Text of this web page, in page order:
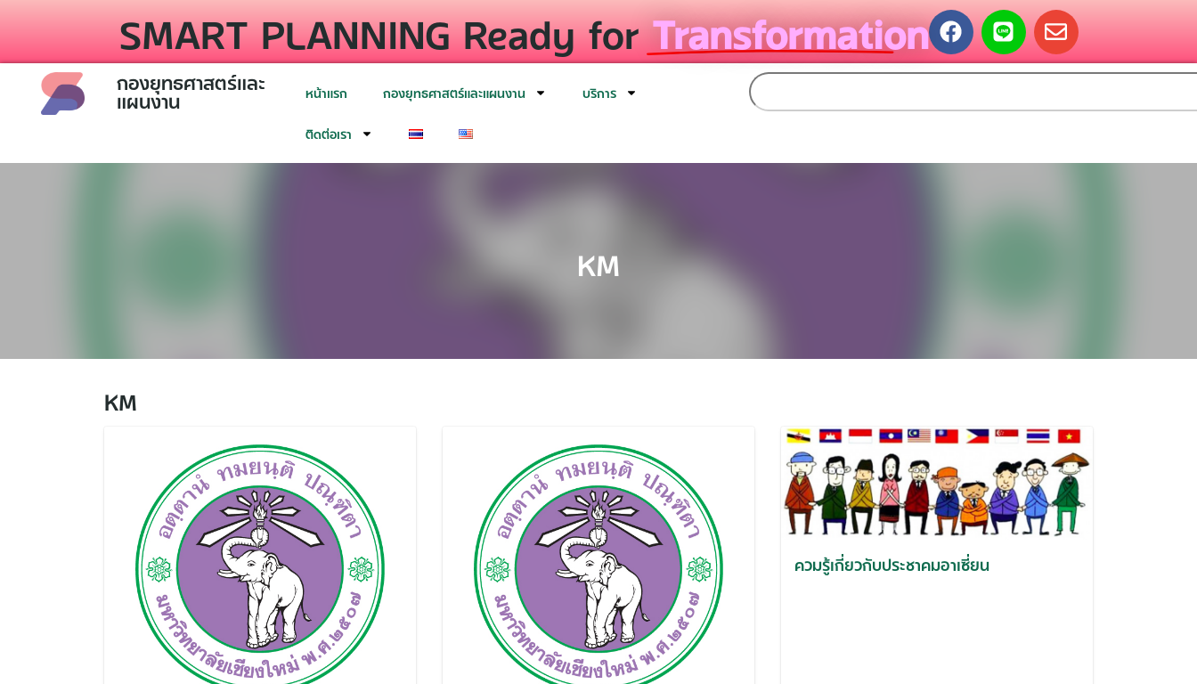
SMART PLANNING Ready for Transformation
กองยุทธศาสตร์และ
แผนงาน หน้าแรก กองยุทธศาสตร์และแผนงาน บริการ
ติดต่อเรา
KM
KM
ควมรู้เกี่ยวกับประชาคมอาเซี่ยน